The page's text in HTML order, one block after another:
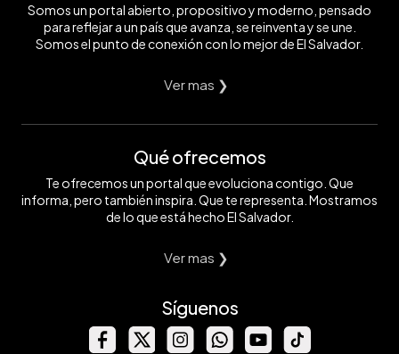
Somos un portal abierto, propositivo y moderno, pensado
para reflejar a un país que avanza, se reinventa y se une.
Somos el punto de conexión con lo mejor de El Salvador.
Ver mas ❯
Qué ofrecemos
Te ofrecemos un portal que evoluciona contigo. Que
informa, pero también inspira. Que te representa. Mostramos
de lo que está hecho El Salvador.
Ver mas ❯
Síguenos